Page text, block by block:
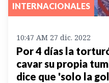
INTERNACIONALES
10:47 AM 27 dic. 2022
Por 4 días la
cavar su propia
dice que 'solo la